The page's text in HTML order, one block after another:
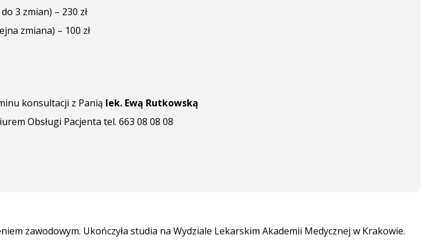
3 zmian) – 230 zł
zmiana) – 100 zł
konsultacji z Panią lek. Ewą Rutkowską
Obsługi Pacjenta tel. 663 08 08 08
zawodowym. Ukończyła studia na Wydziale Lekarskim Akademii Medycznej w Krakowie.